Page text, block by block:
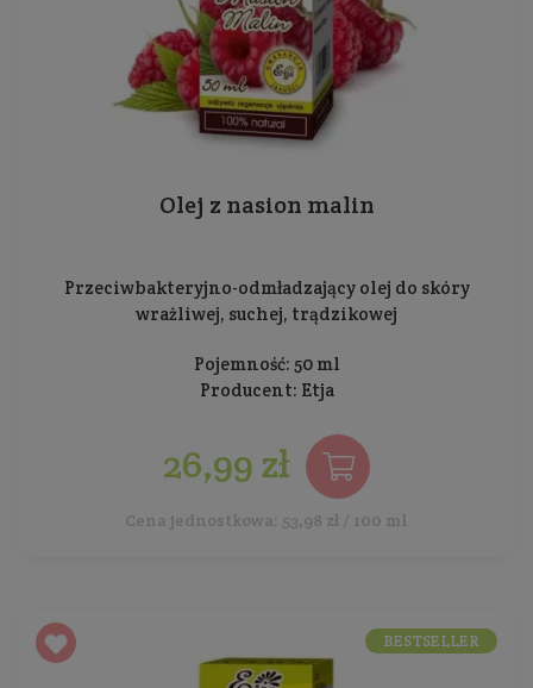
Olej z nasion malin
Przeciwbakteryjno-odmładzający olej do skóry
wrażliwej, suchej, trądzikowej
Pojemność: 50 ml
Producent: Etja
26,99 zł
Cena jednostkowa: 53,98 zł / 100 ml
BESTSELLER